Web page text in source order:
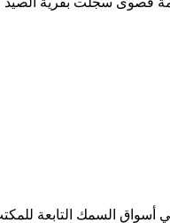
أسواق السمك التابعة